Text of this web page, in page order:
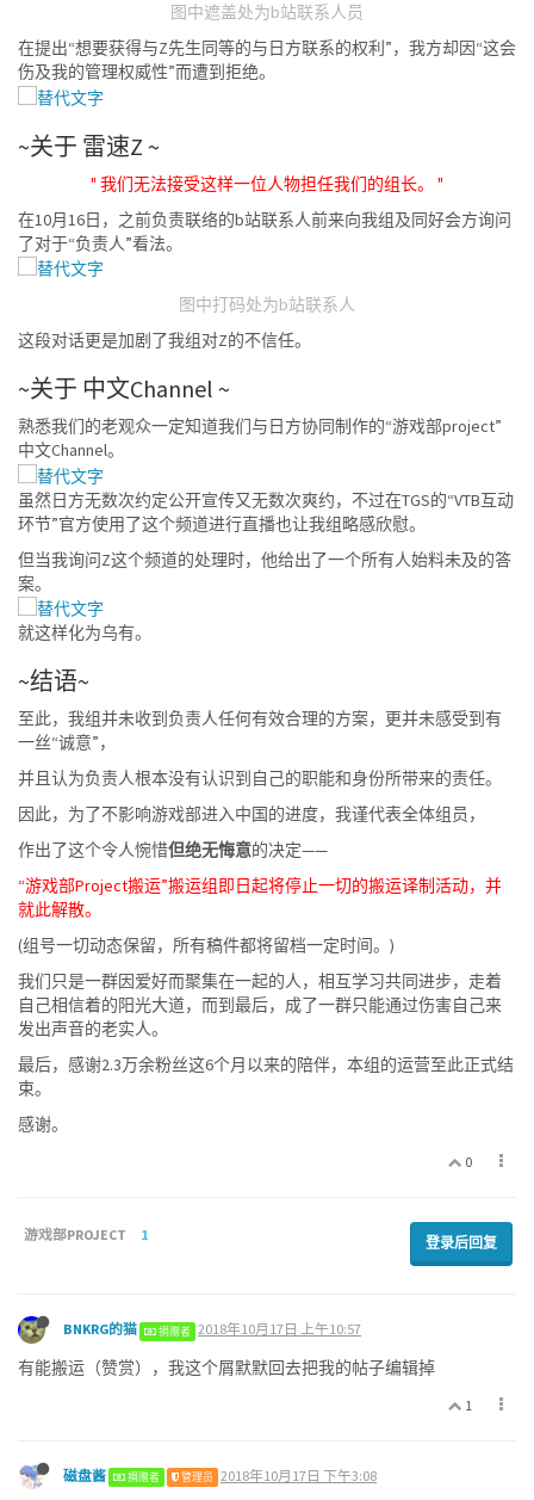
图中遮盖处为b站联系人员
在提出“想要获得与Z先生同等的与日方联系的权利”，我方却因“这会
伤及我的管理权威性”而遭到拒绝。
~关于 雷速Z ~
" 我们无法接受这样一位人物担任我们的组长。 "
在10月16日，之前负责联络的b站联系人前来向我组及同好会方询问
了对于“负责人”看法。
图中打码处为b站联系人
这段对话更是加剧了我组对Z的不信任。
~关于 中文Channel ~
熟悉我们的老观众一定知道我们与日方协同制作的“游戏部project”
中文Channel。
虽然日方无数次约定公开宣传又无数次爽约，不过在TGS的“VTB互动
环节”官方使用了这个频道进行直播也让我组略感欣慰。
但当我询问Z这个频道的处理时，他给出了一个所有人始料未及的答
案。
就这样化为乌有。
~结语~
至此，我组并未收到负责人任何有效合理的方案，更并未感受到有
一丝“诚意”，
并且认为负责人根本没有认识到自己的职能和身份所带来的责任。
因此，为了不影响游戏部进入中国的进度，我谨代表全体组员，
作出了这个令人惋惜但绝无悔意的决定——
“游戏部Project搬运”搬运组即日起将停止一切的搬运译制活动，并
就此解散。
(组号一切动态保留，所有稿件都将留档一定时间。)
我们只是一群因爱好而聚集在一起的人，相互学习共同进步，走着
自己相信着的阳光大道，而到最后，成了一群只能通过伤害自己来
发出声音的老实人。
最后，感谢2.3万余粉丝这6个月以来的陪伴，本组的运营至此正式结
束。
感谢。
0
游戏部PROJECT 1 登录后回复
BNKRG的猫 捐赠者 2018年10月17日 上午10:57
有能搬运（赞赏），我这个屑默默回去把我的帖子编辑掉
1
磁盘酱 捐赠者 管理员 2018年10月17日 下午3:08